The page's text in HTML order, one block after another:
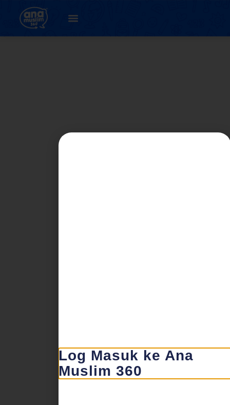
47. Darab masa (
Log Masuk ke Ana
Muslim 360